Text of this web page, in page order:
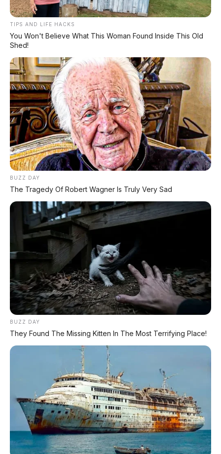
Terios R 2018 tidak melupakan sisi kenyamanan.
Kabinnya yang mampu menampung 7 penumpang
dengan lega sering dimanfaatkan Bambang untuk
Sikidang di akhir pekan. Sistem penyejuk udara
digital dengan fiturdouble blowermemastikan suhu
dingin merata hingga baris paling belakang, sebuah
fitur krusial saat menempuh perjalanan di siang hari
yang terik. Selain itu, fitur keselamatan sepertiHill
Start Assist(HSA) sangat membantu Bambang saat
harus memulai akselerasi dari posisi berhenti di
tanjakan curam wilayah Karangkobar.
Sisi efisiensi bahan bakar juga menjadi alasan
mengapa Terios tetap menjadi primadona diPulau
Jawa. Bambang mencatat bahwa konsumsi BBM
mobilnya tetap tergolong irit meskipun sering
digunakan di medan yang berat. Biaya perawatan
rutin di bengkel resmi maupun spesialis di kota
Banjarnegarapun sangat terjangkau, dengan
ketersediaan suku cadang yang melimpah hingga ke
pelosok kecamatan. Baginya, Terios adalah investasi
jangka panjang yang tidak menyusahkan pemiliknya
dalam urusan operasional harian.
Secara tampilan, Terios R 1.5 MT 2018 milik
Bambang ini tetap terlihat gagah dengan lampu
depan LED yang tajam danvelg alloybermotif
sporty. Desain tanpa "konde" atau ban serep di pintu
belakang membuatnya terlihat lebih modern dan
memudahkan saat harus bermanuver di area parkir
yang terbatas. Di malam hari, sistem pencahayaan
TIPS AND LIFE HACKS
You Won't Believe What This Woman Found Inside This Old
Shed!
BUZZ DAY
The Tragedy Of Robert Wagner Is Truly Very Sad
BUZZ DAY
They Found The Missing Kitten In The Most Terrifying Place!